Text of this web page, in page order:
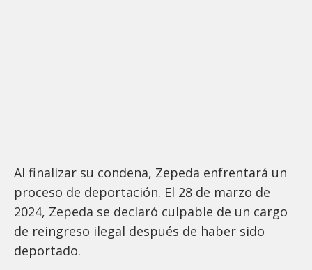
Al finalizar su condena, Zepeda enfrentará un
proceso de deportación. El 28 de marzo de
2024, Zepeda se declaró culpable de un cargo
de reingreso ilegal después de haber sido
deportado.